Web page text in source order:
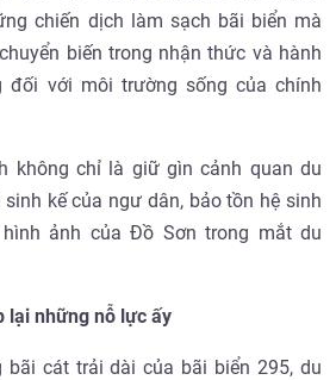
chiến dịch làm sạch bãi biển mà
biến trong nhận thức và hành
đối với môi trường sống của chính
không chỉ là giữ gìn cảnh quan du
kế của ngư dân, bảo tồn hệ sinh
ảnh của Đồ Sơn trong mắt du
lại những nỗ lực ấy
bãi cát trải dài của bãi biển 295, du